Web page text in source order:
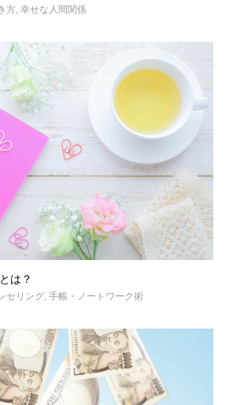
方, 幸せな人間関係
は？
セリング, 手帳・ノートワーク術